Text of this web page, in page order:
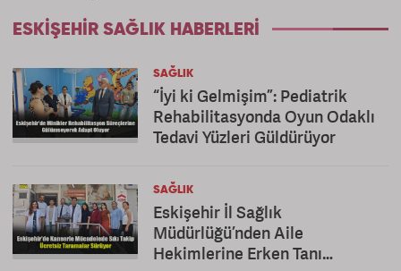
ESKIŞEHIR SAĞLIK HABERLERI
SAĞLIK
“İyi ki Gelmişim”: Pediatrik
Rehabilitasyonda Oyun Odaklı
Tedavi Yüzleri Güldürüyor
SAĞLIK
Eskişehir İl Sağlık
Müdürlüğü’nden Aile
Hekimlerine Erken Tanı